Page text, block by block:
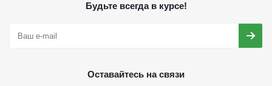
Будьте всегда в курсе!
Оставайтесь на связи